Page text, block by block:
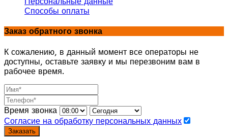
Способы оплаты
Заказ обратного звонка
К сожалению, в данный момент все операторы не
доступны, оставьте заявку и мы перезвоним вам в
рабочее время.
Время звонка
Согласие на обработку персональных данных
Заказать